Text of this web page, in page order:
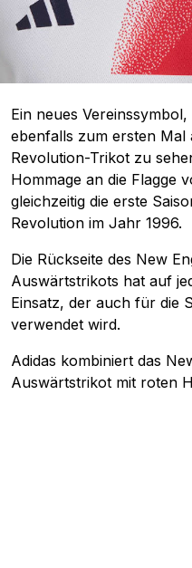
Ein neues
ebenfalls zum ersten Mal
Revolution-Trikot zu
Hommage an die Flagge
gleichzeitig die erste
Revolution im Jahr 1996.
Die Rückseite des New
Auswärtstrikots hat auf
Einsatz, der auch für die
verwendet wird.
Adidas kombiniert das
Auswärtstrikot mit roten